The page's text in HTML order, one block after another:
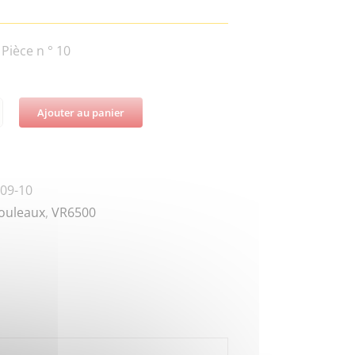
n ° 10
Ajouter au panier
10
, VR6500